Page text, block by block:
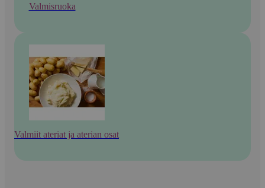
Valmisruoka
Valmiit ateriat ja aterian osat